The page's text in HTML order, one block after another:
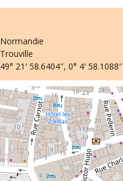
Normandie
Trouville
49° 21′ 58.6404″, 0° 4′ 58.1088″